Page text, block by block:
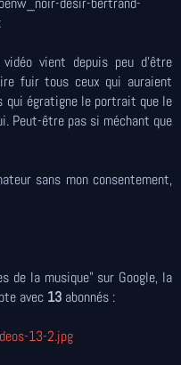
vient depuis peu d'être
fuir tous ceux qui auraient
qui égratigne le portrait que le
Peut-être pas si méchant que
sans mon consentement,
de la musique" sur Google, la
avec 13 abonnés :